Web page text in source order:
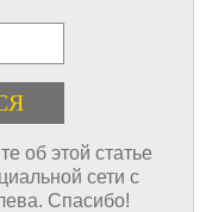
об этой статье
сети с
Спасибо!